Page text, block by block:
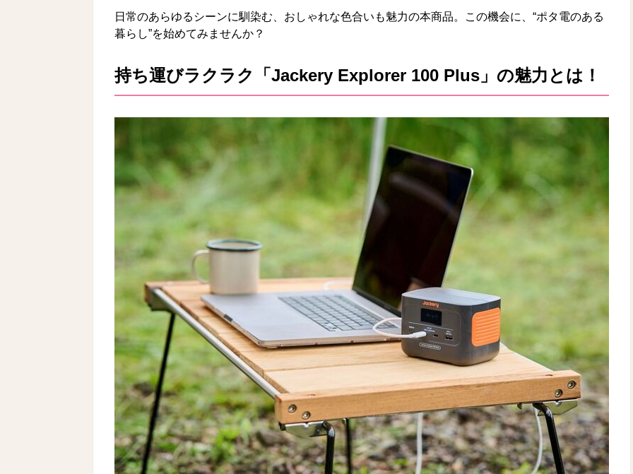
日常のあらゆるシーンに馴染む、おしゃれな色合いも魅力の本商品。この機会に、“ポタ電のある
暮らし”を始めてみませんか？
持ち運びラクラク「Jackery Explorer 100 Plus」の魅力とは！